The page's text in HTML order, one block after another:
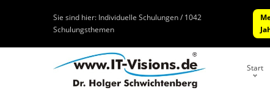
Sie sind hier: Individuelle Schulungen / 1042
Schulungsthemen
Start